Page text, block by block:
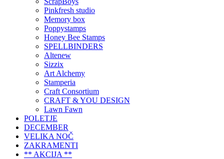
Pinkfresh studio
Memory box
Poppystamps
Honey Bee Stamps
SPELLBINDERS
Altenew
Sizzix
Art Alchemy
Stamperia
Craft Consortium
CRAFT & YOU DESIGN
Lawn Fawn
POLETJE
DECEMBER
VELIKA NOČ
ZAKRAMENTI
** AKCIJA **